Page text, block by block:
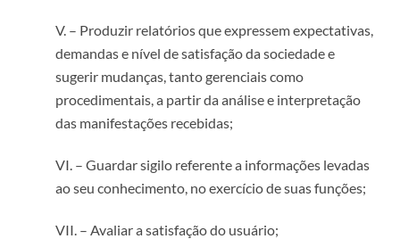
V. – Produzir relatórios que expressem expectativas,
demandas e nível de satisfação da sociedade e
sugerir mudanças, tanto gerenciais como
procedimentais, a partir da análise e interpretação
das manifestações recebidas;
VI. – Guardar sigilo referente a informações levadas
ao seu conhecimento, no exercício de suas funções;
VII. – Avaliar a satisfação do usuário;